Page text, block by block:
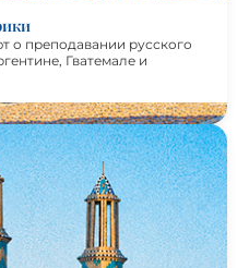
о преподавании русского
Гватемале и
насчитывает уже почти